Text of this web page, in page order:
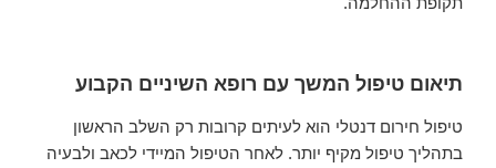
תיאום טיפול המשך עם רופא השיניים הקבוע
טיפול חירום דנטלי הוא לעיתים קרובות רק השלב הראשון
בתהליך טיפול מקיף יותר. לאחר הטיפול המיידי לכאב ולבעיה